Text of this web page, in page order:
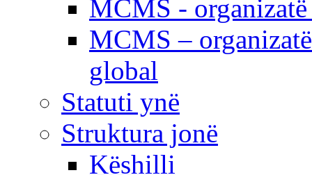
MCMS -
MCMS –
global
Statuti ynë
Struktura jonë
Këshilli